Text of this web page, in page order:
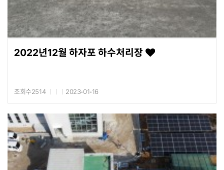
2022년12월 하자포 하수처리장
조회수2514 2023-01-16